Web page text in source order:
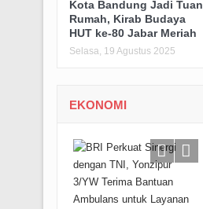
Kota Bandung Jadi Tuan
Rumah, Kirab Budaya
HUT ke-80 Jabar Meriah
Selasa, 19 Agustus 2025
EKONOMI